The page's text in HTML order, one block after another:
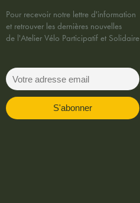
Pour recevoir notre lettre d'information
et retrouver les dernières nouvelles
de l'Atelier Vélo Participatif et Solidaire